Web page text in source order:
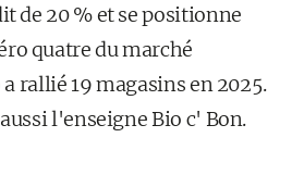
de 20 % et se positionne
quatre du marché
rallié 19 magasins en 2025.
l'enseigne Bio c' Bon.